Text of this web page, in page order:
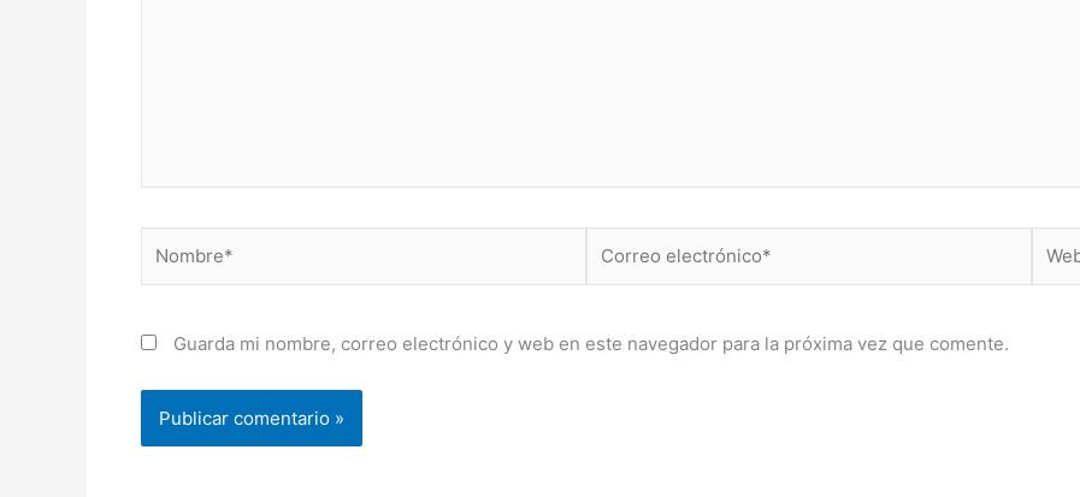
electrónico*
Guarda mi nombre, correo electrónico y web en este navegador para la próxima vez que comente.